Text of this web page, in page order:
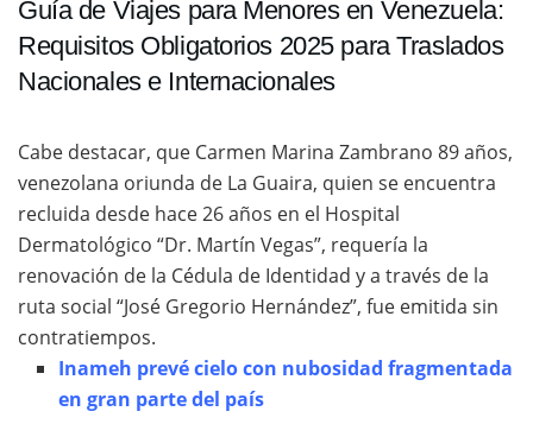
Guía de Viajes para Menores en Venezuela:
Requisitos Obligatorios 2025 para Traslados
Nacionales e Internacionales
Cabe destacar, que Carmen Marina Zambrano 89 años,
venezolana oriunda de La Guaira, quien se encuentra
recluida desde hace 26 años en el Hospital
Dermatológico “Dr. Martín Vegas”, requería la
renovación de la Cédula de Identidad y a través de la
ruta social “José Gregorio Hernández”, fue emitida sin
contratiempos.
Inameh prevé cielo con nubosidad fragmentada
en gran parte del país